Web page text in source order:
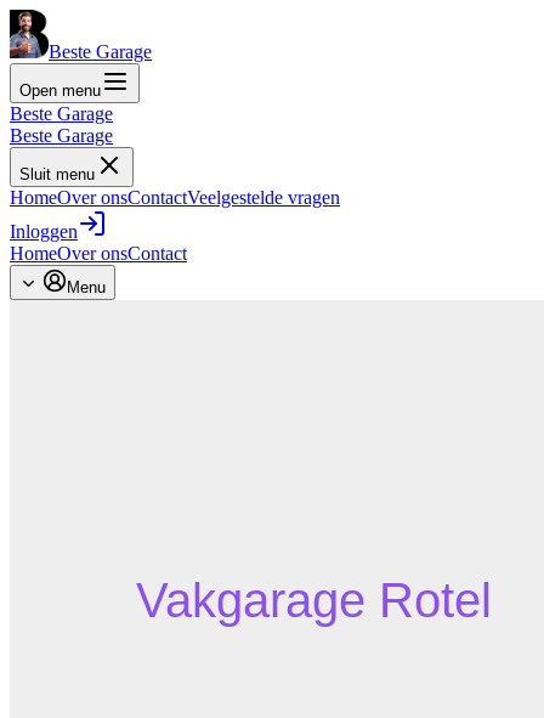
Beste Garage
Open menu
Beste Garage
Beste Garage
Sluit menu
HomeOver onsContactVeelgestelde vragen
Inloggen
HomeOver onsContact
Menu